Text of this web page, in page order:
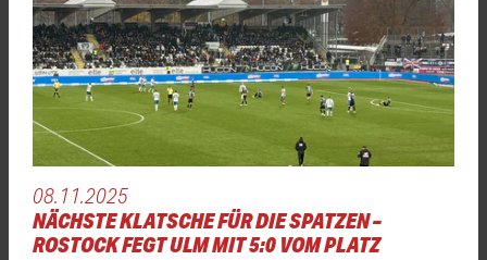
08.11.2025
NÄCHSTE KLATSCHE FÜR DIE SPATZEN –
ROSTOCK FEGT ULM MIT 5:0 VOM PLATZ